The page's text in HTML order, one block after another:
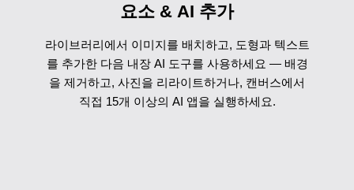
요소 & AI 추가
라이브러리에서 이미지를 배치하고, 도형과 텍스트
를 추가한 다음 내장 AI 도구를 사용하세요 — 배경
을 제거하고, 사진을 리라이트하거나, 캔버스에서
직접 15개 이상의 AI 앱을 실행하세요.